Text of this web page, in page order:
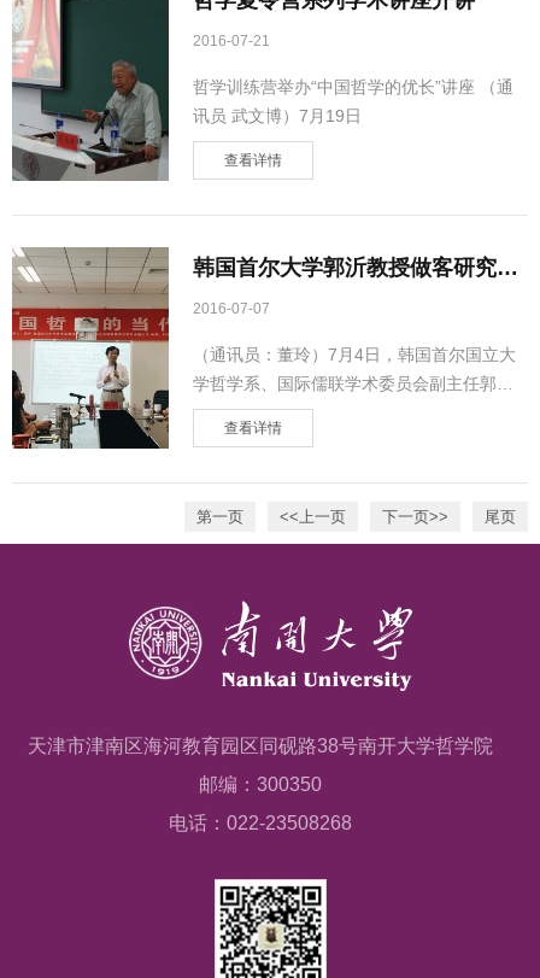
2016-07-21
哲学训练营举办“中国哲学的优长”讲座 （通
讯员 武文博）7月19日
查看详情
韩国首尔大学郭沂教授做客研究生
学术周末
2016-07-07
（通讯员：董玲）7月4日，韩国首尔国立大
学哲学系、国际儒联学术委员会副主任郭沂
教授应邀做客研究生学术
查看详情
第一页 <<上一页 下一页>> 尾页
天津市津南区海河教育园区同砚路38号南开大学哲学院
邮编：300350
电话：022-23508268